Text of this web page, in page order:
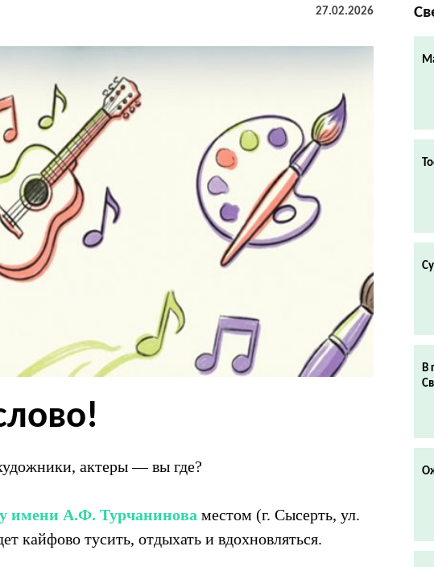
27.02.2026
актеры — вы где?
имени А.Ф. Турчанинова местом (г. Сысерть, ул.
кайфово тусить, отдыхать и вдохновляться.
В